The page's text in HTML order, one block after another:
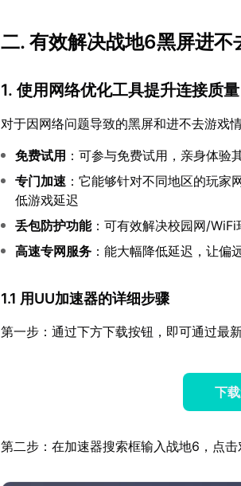
二. 有效解决战地6黑屏进不
1. 使用网络优化工具提升连接质量
对于因网络问题导致的黑屏和进不去游戏
免费试用 ：可参与免费试用，亲身体验
专门加速 ：它能够针对不同地区的玩
低游戏延迟
丢包防护功能：可有效解决校园网/
高速专网服务 ：能大幅降低延迟，让偏
1.1 用UU加速器的详细步骤
第一步：通过下方下载按钮，即可通过最
下
第二步：在加速器搜索框输入战地6，点击